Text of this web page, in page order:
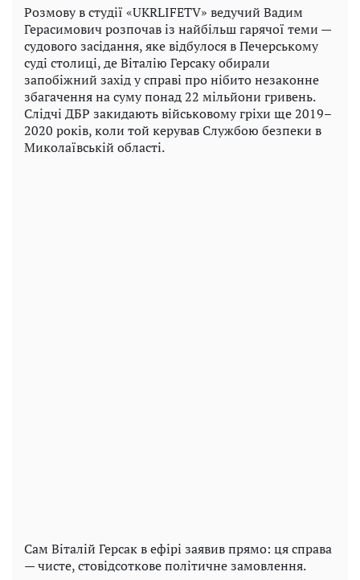
Розмову в студії «UKRLIFETV» ведучий Вадим
Герасимович розпочав із найбільш гарячої теми —
судового засідання, яке відбулося в Печерському
суді столиці, де Віталію Герсаку обирали
запобіжний захід у справі про нібито незаконне
збагачення на суму понад 22 мільйони гривень.
Слідчі ДБР закидають військовому гріхи ще 2019–
2020 років, коли той керував Службою безпеки в
Миколаївській області.
Сам Віталій Герсак в ефірі заявив прямо: ця справа
— чисте, стовідсоткове політичне замовлення.